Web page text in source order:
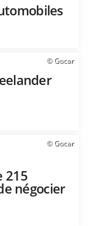
© Gocar
© Gocar
215
négocier